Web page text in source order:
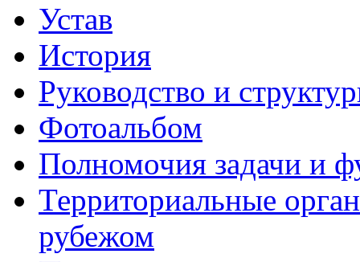
Устав
История
Руководство и
Фотоальбом
Полномочия задачи и
Территориальные
рубежом